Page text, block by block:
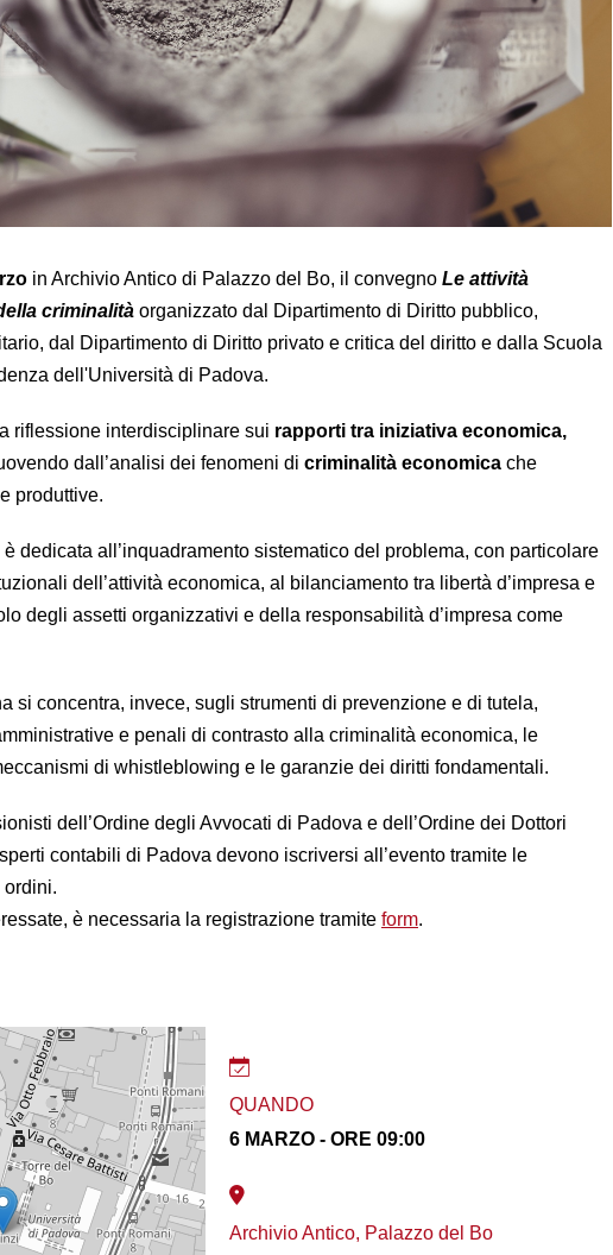
in Archivio Antico di Palazzo del Bo, il convegno Le attività
criminalità organizzato dal Dipartimento di Diritto pubblico,
dal Dipartimento di Diritto privato e critica del diritto e dalla Scuola
dell'Università di Padova.
riflessione interdisciplinare sui rapporti tra iniziativa economica,
dall’analisi dei fenomeni di criminalità economica che
produttive.
dedicata all’inquadramento sistematico del problema, con particolare
dell’attività economica, al bilanciamento tra libertà d’impresa e
degli assetti organizzativi e della responsabilità d’impresa come
si concentra, invece, sugli strumenti di prevenzione e di tutela,
e penali di contrasto alla criminalità economica, le
di whistleblowing e le garanzie dei diritti fondamentali.
dell’Ordine degli Avvocati di Padova e dell’Ordine dei Dottori
contabili di Padova devono iscriversi all’evento tramite le
ordini.
è necessaria la registrazione tramite form.
QUANDO
6 MARZO - ORE 09:00
Archivio Antico, Palazzo del Bo